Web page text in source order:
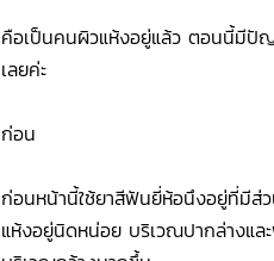
คือเป็นคนผิวแห้งอยู่แล้ว ตอนนี้มีปั
เลยค่ะ
ก่อน
ก่อนหน้านี้ใช้ยาสีฟันยี่ห้อนึงอยู่ที่มีส่ว
แห้งอยู่นิดหน่อย บริเวณปากล่างแล